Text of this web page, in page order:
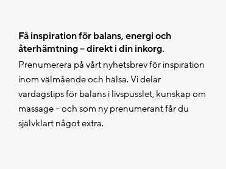
Få inspiration för balans, energi och
återhämtning – direkt i din inkorg.
Prenumerera på vårt nyhetsbrev för inspiration
inom välmående och hälsa. Vi delar
vardagstips för balans i livspusslet, kunskap om
massage – och som ny prenumerant får du
självklart något extra.